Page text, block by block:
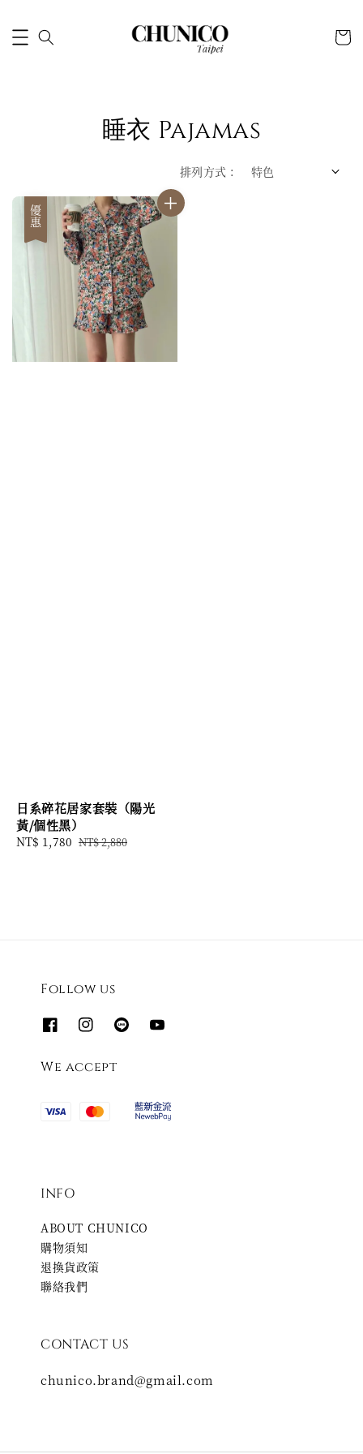
睡衣 Pajamas
排列方式 :
優惠
日系碎花居家套裝（陽光
黃/個性黑）
Sale
NT$ 1,780 Regular
NT$ 2,880
Follow us
We accept
INFO
ABOUT CHUNICO
購物須知
退換貨政策
聯絡我們
CONTACT US
chunico.brand@gmail.com